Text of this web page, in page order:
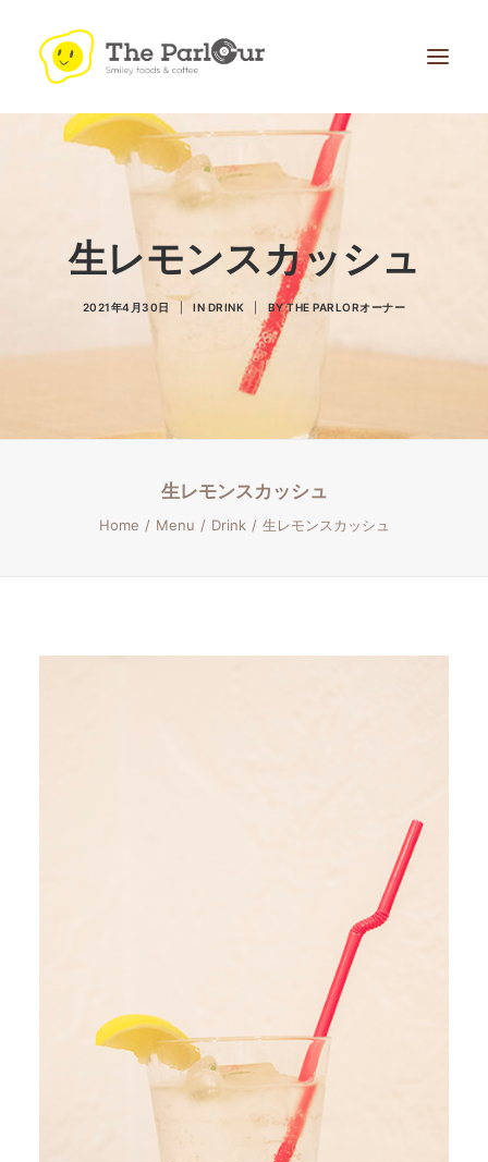
Search
生レモンスカッシュ
2021年4月30日 IN DRINK BYTHE PARLORオーナー
生レモンスカッシュ
Home Menu Drink 生レモンスカッシュ